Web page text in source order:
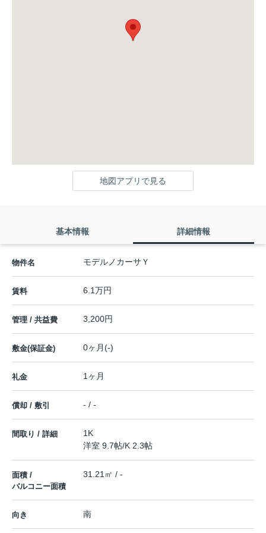
地図アプリで見る
基本情報 詳細情報
物件名 モデルノカーサＹ
賃料 6.1万円
管理 / 共益費 3,200円
敷金(保証金) 0ヶ月(-)
礼金 1ヶ月
償却 / 敷引 - / -
間取り / 詳細
1K
洋室 9.7帖/K 2.3帖
面積 /
バルコニー面積
31.21㎡ / -
向き 南